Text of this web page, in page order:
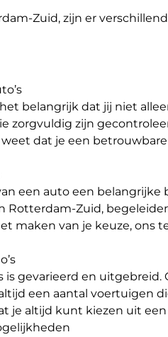
Zuid, zijn er
belangrijk dat jij niet
zorgvuldig zijn
dat je een
een auto een belangrijke
Rotterdam-Zuid,
maken van je keuze, ons
is gevarieerd en
een aantal voertuigen
je altijd kunt kiezen uit